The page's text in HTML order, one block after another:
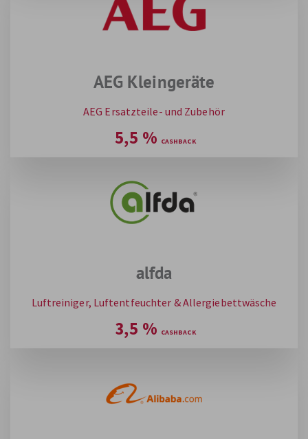
AEG Kleingeräte
AEG Ersatzteile- und Zubehör
5,5 %
alfda
Luftreiniger, Luftentfeuchter & Allergiebettwäsche
3,5 %